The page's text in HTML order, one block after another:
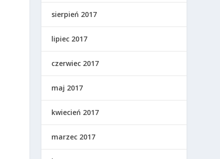
sierpień 2017
lipiec 2017
czerwiec 2017
maj 2017
kwiecień 2017
marzec 2017